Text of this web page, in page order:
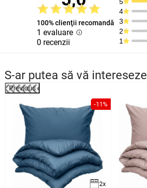
100% clienţii recomandă
1 evaluare
0 recenzii
4
3
2
1
S-ar putea să vă intereseze
Previous
-11%
2x